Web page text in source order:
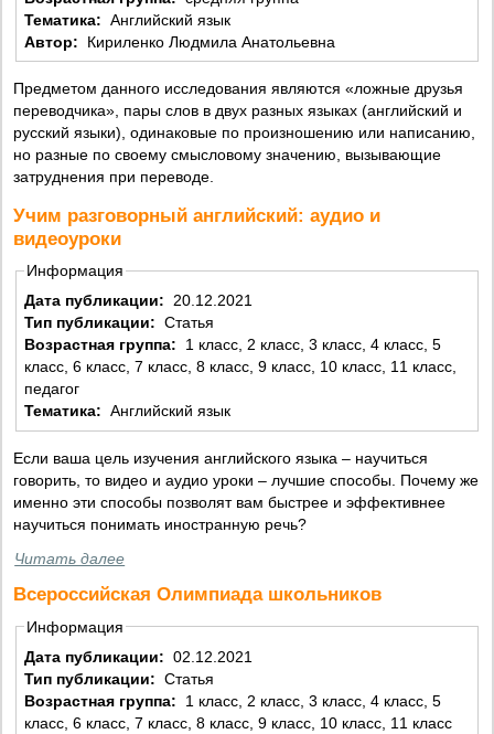
Тематика: Английский язык
Автор:
Кириленко Людмила Анатольевна
Предметом данного исследования являются «ложные друзья
переводчика», пары слов в двух разных языках (английский и
русский языки), одинаковые по произношению или написанию,
но разные по своему смысловому значению, вызывающие
затруднения при переводе.
Учим разговорный английский: аудио и
видеоуроки
Информация
Дата публикации: 20.12.2021
Тип публикации: Статья
Возрастная группа:
класс, 6 класс, 7 класс, 8 класс, 9 класс, 10 класс, 11 класс,
педагог
Тематика: Английский язык
Если ваша цель изучения английского языка – научиться
говорить, то видео и аудио уроки – лучшие способы. Почему же
именно эти способы позволят вам быстрее и эффективнее
научиться понимать иностранную речь?
Читать далее
Всероссийская Олимпиада школьников
Информация
Дата публикации: 02.12.2021
Тип публикации: Статья
Возрастная группа:
класс, 6 класс, 7 класс, 8 класс, 9 класс, 10 класс, 11 класс